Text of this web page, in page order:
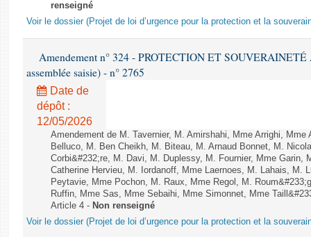
renseigné
Voir le dossier (Projet de loi d’urgence pour la protection et la
Amendement n° 324 - PROTECTION ET SOUVERAINETÉ
assemblée saisie) - n° 2765
Date de
dépôt :
12/05/2026
Amendement de M. Tavernier, M. Amirshahi, Mme Arrighi,
Belluco, M. Ben Cheikh, M. Biteau, M. Arnaud Bonnet, M.
Corbi&#232;re, M. Davi, M. Duplessy, M. Fournier, Mme Garin,
Catherine Hervieu, M. Iordanoff, Mme Laernoes, M. Lahais, M.
Peytavie, Mme Pochon, M. Raux, Mme Regol, M.
Ruffin, Mme Sas, Mme Sebaihi, Mme Simonnet, Mme
Article 4 - Non renseigné
Voir le dossier (Projet de loi d’urgence pour la protection et la